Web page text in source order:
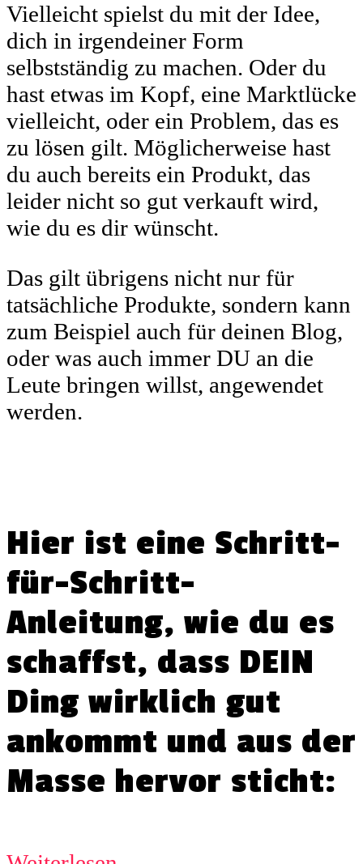
Vielleicht spielst du mit der Idee,
dich in irgendeiner Form
selbstständig zu machen. Oder du
hast etwas im Kopf, eine Marktlücke
vielleicht, oder ein Problem, das es
zu lösen gilt. Möglicherweise hast
du auch bereits ein Produkt, das
leider nicht so gut verkauft wird,
wie du es dir wünscht.
Das gilt übrigens nicht nur für
tatsächliche Produkte, sondern kann
zum Beispiel auch für deinen Blog,
oder was auch immer DU an die
Leute bringen willst, angewendet
werden.
Hier ist eine Schritt-
für-Schritt-
Anleitung, wie du es
schaffst, dass DEIN
Ding wirklich gut
ankommt und aus der
Masse hervor sticht: